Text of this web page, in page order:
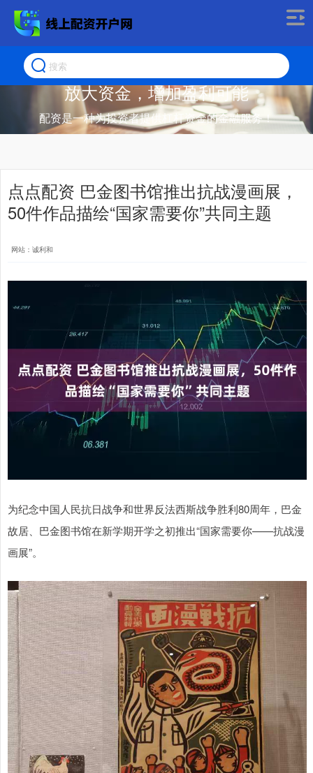
放大资金，增加盈利可能
配资是一种为投资者提供杠杆资金的金融服务！
点点配资 巴金图书馆推出抗战漫画展，
50件作品描绘“国家需要你”共同主题
网站：诚利和
为纪念中国人民抗日战争和世界反法西斯战争胜利80周年，巴金
故居、巴金图书馆在新学期开学之初推出“国家需要你——抗战漫
画展”。